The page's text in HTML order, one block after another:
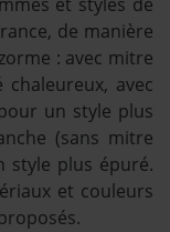
de manière
: avec mitre
avec
un style plus
(sans mitre
style plus épuré.
et couleurs